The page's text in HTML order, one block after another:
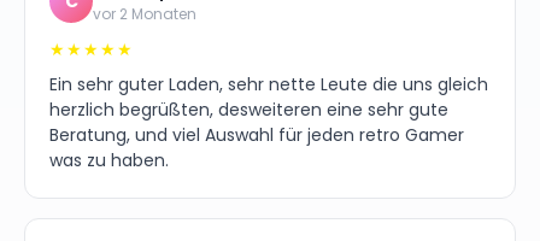
vor 2 Monaten
★★★★★
Ein sehr guter Laden, sehr nette Leute die uns gleich
herzlich begrüßten, desweiteren eine sehr gute
Beratung, und viel Auswahl für jeden retro Gamer
was zu haben.